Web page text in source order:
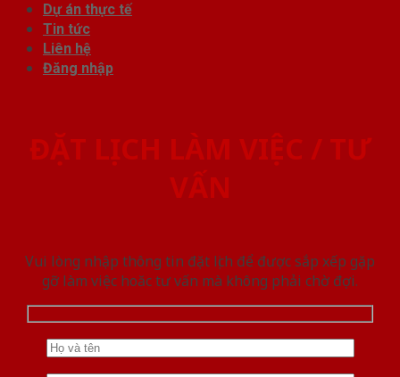
Dự án thực tế
Tin tức
Liên hệ
Đăng nhập
ĐẶT LỊCH LÀM VIỆC / TƯ
VẤN
Vui lòng nhập thông tin đặt lịch để được sắp xếp gặp
gỡ làm việc hoăc tư vấn mà không phải chờ đợi.